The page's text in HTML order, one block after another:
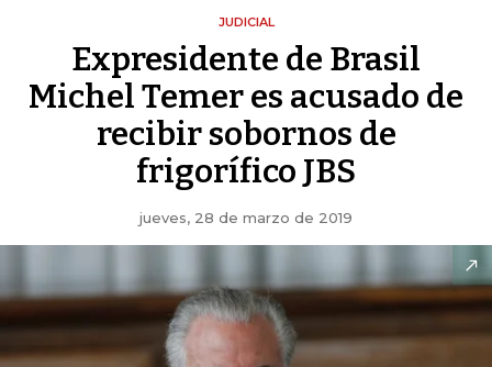
JUDICIAL
Expresidente de Brasil
Michel Temer es acusado de
recibir sobornos de
frigorífico JBS
jueves, 28 de marzo de 2019